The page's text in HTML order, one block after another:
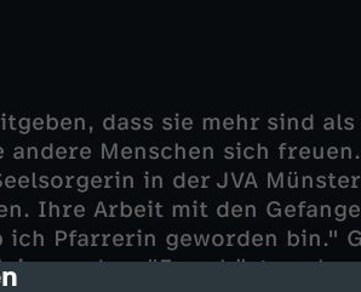
dass sie mehr sind als
andere Menschen sich
in der JVA
Ihre Arbeit mit den
ich Pfarrerin geworden bin."
"Es gehört auch